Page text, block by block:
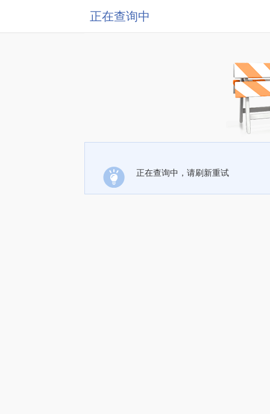
正在查询中
正在查询中，请刷新重试